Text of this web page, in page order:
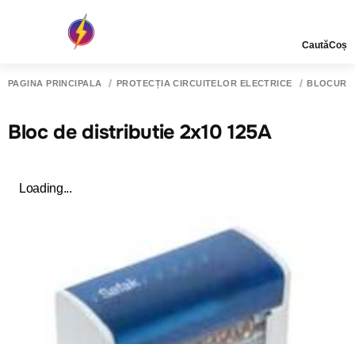
CautăCoș
PAGINA PRINCIPALĂ PROTECȚIA CIRCUITELOR ELECTRICE BLOCURI
Bloc de distributie 2x10 125A
Loading...